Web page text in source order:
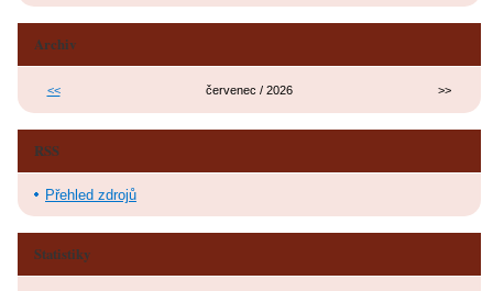
Archiv
<< červenec / 2026 >>
RSS
Přehled zdrojů
Statistiky